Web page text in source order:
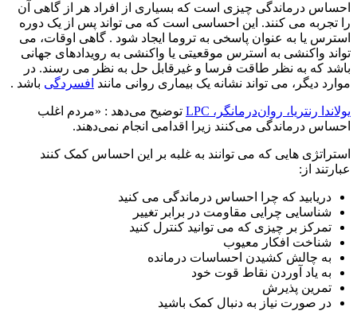
احساس درماندگی چیزی است که بسیاری از افراد هر از گاهی آن
را تجربه می کنند. این احساسی است که می تواند پس از یک دوره
استرس یا به عنوان پاسخی به تروما ایجاد شود . گاهی اوقات، می
تواند واکنشی به استرس موقعیتی یا واکنشی به رویدادهای جهانی
باشد که به نظر طاقت فرسا و غیرقابل حل به نظر می رسند. در
موارد دیگر، می تواند نشانه یک بیماری روانی مانند افسردگی باشد .
یولاندا رنتریا، روان‌درمانگر، LPC
توضیح می‌دهد : «مردم اغلب
احساس درماندگی می‌کنند زیرا اقدامی انجام نمی‌دهند.
استراتژی هایی که می توانند به غلبه بر این احساس کمک کنند
عبارتند از:
دریابید که چرا احساس درماندگی می کنید
شناسایی چرایی مقاومت در برابر تغییر
تمرکز بر چیزی که می توانید کنترل کنید
شناخت افکار معیوب
به چالش کشیدن احساسات درمانده
به یاد آوردن نقاط قوت خود
تمرین پذیرش
در صورت نیاز به دنبال کمک باشید